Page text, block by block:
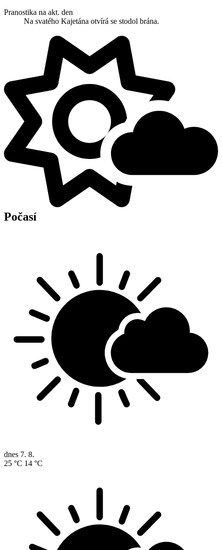
Pranostika na akt. den
Na svatého Kajetána otvírá se stodol brána.
Počasí
dnes 7. 8.
25 °C 14 °C